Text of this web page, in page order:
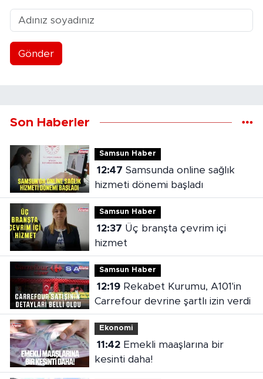
Gönder
Son Haberler
Samsun Haber
12:47
hizmeti dönemi başladı
Samsun Haber
12:37
hizmet
Samsun Haber
12:19Rekabet Kurumu, A101'in
Carrefour devrine şartlı izin verdi
Ekonomi
11:42Emekli maaşlarına bir
kesinti daha!